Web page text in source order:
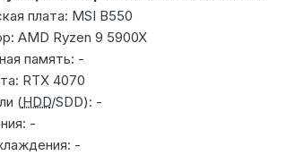
плата: MSI B550
AMD Ryzen 9 5900X
память: -
RTX 4070
(HDD/SDD): -
-
-